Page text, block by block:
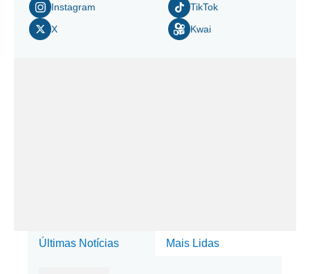
Instagram
X
TikTok
Kwai
Últimas Notícias Mais Lidas